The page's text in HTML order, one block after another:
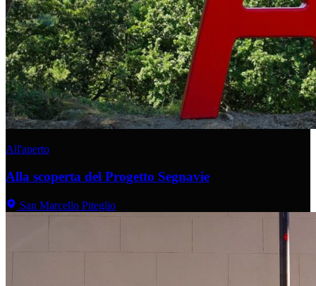
All'aperto
Alla scoperta del Progetto Segnavie
San Marcello Piteglio